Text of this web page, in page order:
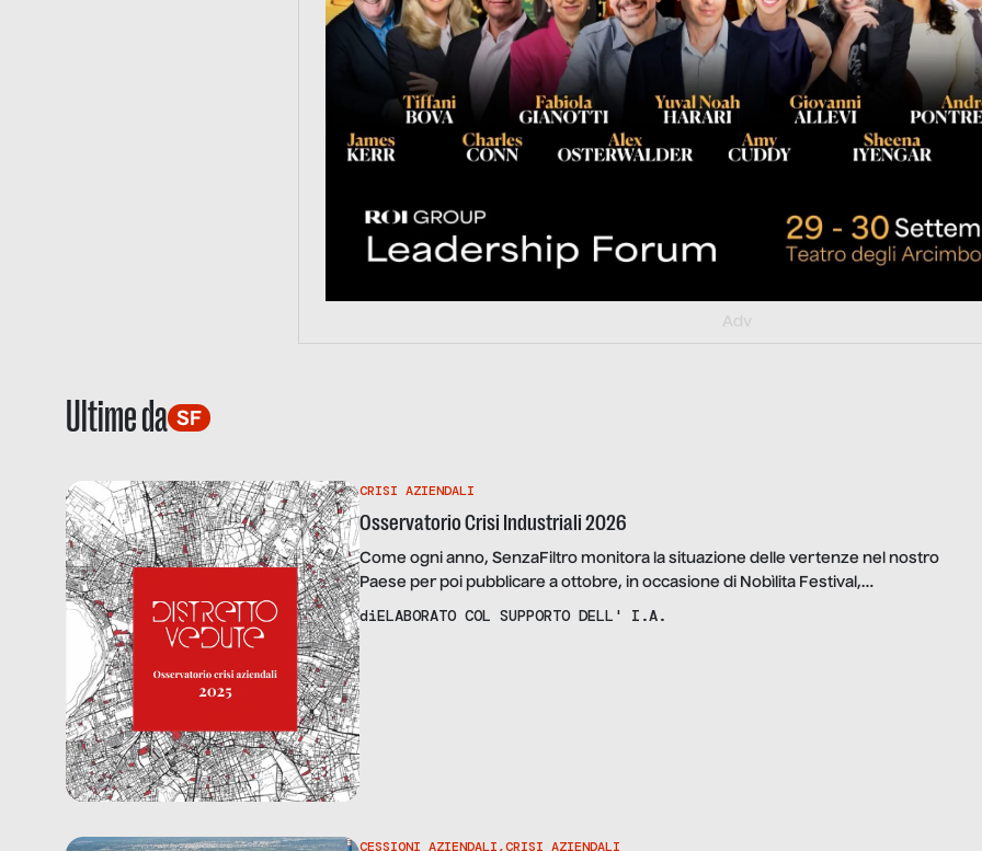
Adv
Ultime da SF
CRISI AZIENDALI
Osservatorio Crisi Industriali 2026
Come ogni anno, SenzaFiltro monitora la situazione delle vertenze nel nostro
Paese per poi pubblicare a ottobre, in occasione di Nobìlita Festival,
l’Osservatorio delle Crisi Industriali 2026.
diELABORATO COL SUPPORTO DELL' I.A.
CESSIONI AZIENDALI,CRISI AZIENDALI